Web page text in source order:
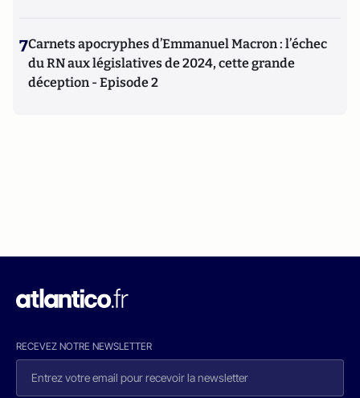
7Carnets apocryphes d’Emmanuel Macron : l’échec
du RN aux législatives de 2024, cette grande
déception - Episode 2
RECEVEZ NOTRE NEWSLETTER